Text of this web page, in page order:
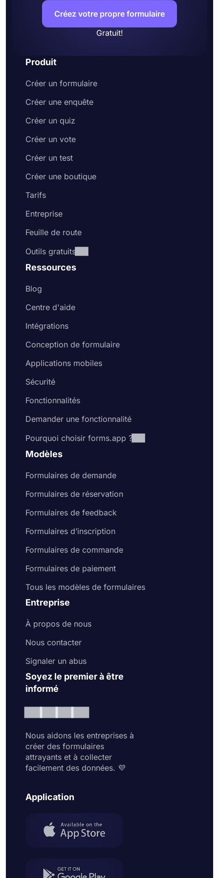
Créez votre propre formulaire
Gratuit!
Produit
Créer un formulaire
Créer une enquête
Créer un quiz
Créer un vote
Créer un test
Créer une boutique
Tarifs
Entreprise
Feuille de route
Outils gratuits
Ressources
Blog
Centre d'aide
Intégrations
Conception de formulaire
Applications mobiles
Sécurité
Fonctionnalités
Demander une fonctionnalité
Pourquoi choisir forms.app ?
Modèles
Formulaires de demande
Formulaires de réservation
Formulaires de feedback
Formulaires d’inscription
Formulaires de commande
Formulaires de paiement
Tous les modèles de formulaires
Entreprise
À propos de nous
Nous contacter
Signaler un abus
Soyez le premier à être
informé
Nous aidons les entreprises à
créer des formulaires
attrayants et à collecter
facilement des données. 💜
Application